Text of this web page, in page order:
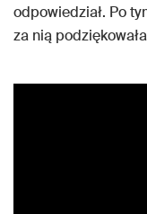
odpowiedział. Po
za nią